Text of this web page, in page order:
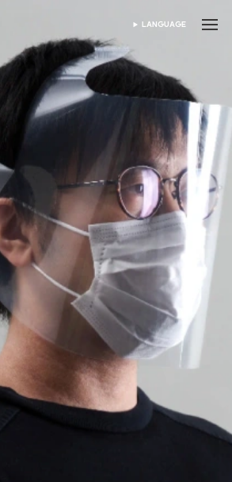
SELECT LANGUAGE
LANGUAGE